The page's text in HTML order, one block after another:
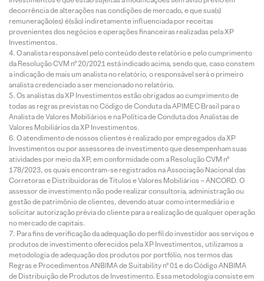
decorrência de alterações nas condições de mercado, e que sua(s)
remuneração(es) é(são) indiretamente influenciada por receitas
provenientes dos negócios e operações financeiras realizadas pela XP
Investimentos.
O analista responsável pelo conteúdo deste relatório e pelo cumprimento
da Resolução CVM nº 20/2021 está indicado acima, sendo que, caso constem
a indicação de mais um analista no relatório, o responsável será o primeiro
analista credenciado a ser mencionado no relatório.
Os analistas da XP Investimentos estão obrigados ao cumprimento de
todas as regras previstas no Código de Conduta da APIMEC Brasil para o
Analista de Valores Mobiliários e na Política de Conduta dos Analistas de
Valores Mobiliários da XP Investimentos.
O atendimento de nossos clientes é realizado por empregados da XP
Investimentos ou por assessores de investimento que desempenham suas
atividades por meio da XP, em conformidade com a Resolução CVM nº
178/2023, os quais encontram-se registrados na Associação Nacional das
Corretoras e Distribuidoras de Títulos e Valores Mobiliários – ANCORD. O
assessor de investimento não pode realizar consultoria, administração ou
gestão de patrimônio de clientes, devendo atuar como intermediário e
solicitar autorização prévia do cliente para a realização de qualquer operação
no mercado de capitais.
Para fins de verificação da adequação do perfil do investidor aos serviços e
produtos de investimento oferecidos pela XP Investimentos, utilizamos a
metodologia de adequação dos produtos por portfólio, nos termos das
Regras e Procedimentos ANBIMA de Suitability nº 01 e do Código ANBIMA
de Distribuição de Produtos de Investimento. Essa metodologia consiste em